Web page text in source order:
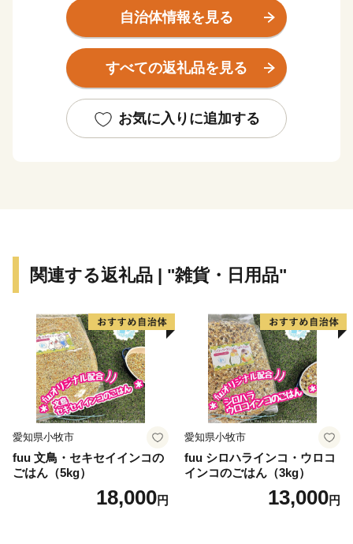
で終わる愛に包まれたまちです。 安八町の位置は、岐
阜県の南西に位置し、揖斐川・長良川に挾まれ南北約9
キロメートル、東西約3キロメートルにわたる細長い形
をしています。 また、伊勢湾臨海工業地帯、北陸圏、
的条件に恵まれ、工場適地として近代産業発展の原動力
を担っています。 名神高速道路へ直結する安八スマー
で、「 株式会社浅野撚糸 」の“パーフェクテン”と”エ
額や色でのご用意がございます！
👉岐阜県安八町の「パーフェクテン」
👉岐阜県安八町の「エアーかおる」
自治体情報を見る
すべての返礼品を見る
お気に入りに追加する
関連する返礼品 | "雑貨・日用品"
愛知県小牧市
fuu 文鳥・セキセイインコの
ごはん（5kg）
18,000円
愛知県小牧市
fuu シロハラインコ・ウロコ
インコのごはん（3kg）
13,000円